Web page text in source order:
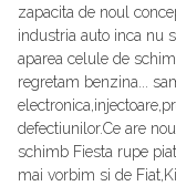
zapacita de noul
industria auto inca nu
aparea celule de
regretam benzina...
defectiunilor.Ce are
schimb Fiesta rupe
mai vorbim si de